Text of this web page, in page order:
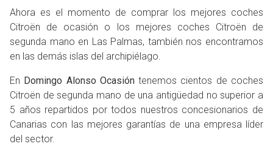
Ahora es el momento de comprar los mejores coches
Citroën de ocasión o los mejores coches Citroën de
segunda mano en Las Palmas, también nos encontramos
en las demás islas del archipiélago.
En Domingo Alonso Ocasióntenemos cientos de coches
Citroën de segunda mano de una antigüedad no superior a
5 años repartidos por todos nuestros concesionarios de
Canarias con las mejores garantías de una empresa líder
del sector.